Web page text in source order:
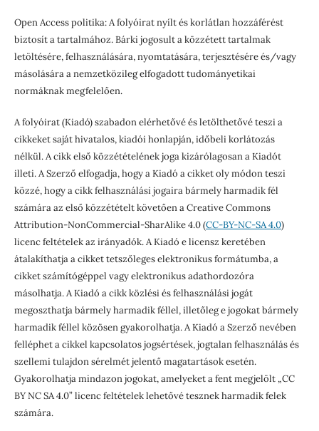
Open Access politika: A folyóirat nyílt és korlátlan hozzáférést
biztosít a tartalmához. Bárki jogosult a közzétett tartalmak
letöltésére, felhasználására, nyomtatására, terjesztésére és/vagy
másolására a nemzetközileg elfogadott tudományetikai
normáknak megfelelően.
A folyóirat (Kiadó) szabadon elérhetővé és letölthetővé teszi a
cikkeket saját hivatalos, kiadói honlapján, időbeli korlátozás
nélkül. A cikk első közzétételének joga kizárólagosan a Kiadót
illeti. A Szerző elfogadja, hogy a Kiadó a cikket oly módon teszi
közzé, hogy a cikk felhasználási jogaira bármely harmadik fél
számára az első közzétételt követően a Creative Commons
Attribution-NonCommercial-SharAlike 4.0 (CC-BY-NC-SA 4.0)
licenc feltételek az irányadók. A Kiadó e licensz keretében
átalakíthatja a cikket tetszőleges elektronikus formátumba, a
cikket számítógéppel vagy elektronikus adathordozóra
másolhatja. A Kiadó a cikk közlési és felhasználási jogát
megoszthatja bármely harmadik féllel, illetőleg e jogokat bármely
harmadik féllel közösen gyakorolhatja. A Kiadó a Szerző nevében
felléphet a cikkel kapcsolatos jogsértések, jogtalan felhasználás és
szellemi tulajdon sérelmét jelentő magatartások esetén.
Gyakorolhatja mindazon jogokat, amelyeket a fent megjelölt „CC
BY NC SA 4.0” licenc feltételek lehetővé tesznek harmadik felek
számára.